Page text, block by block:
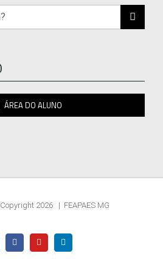
ÁREA DO ALUNO
2026 | FEAPAES MG
FacebookYouTube